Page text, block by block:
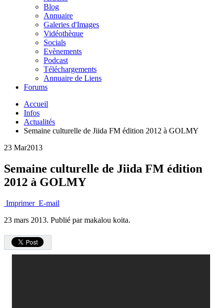
Blog
Annuaire
Galeries d'Images
Vidéothèque
Socials
Evènements
Podcast
Téléchargements
Annuaire de Liens
Forums
Accueil
Infos
Actualités
Semaine culturelle de Jiida FM édition 2012 à GOLMY
23 Mar2013
Semaine culturelle de Jiida FM édition
2012 à GOLMY
Imprimer E-mail
23 mars 2013. Publié par makalou koita.